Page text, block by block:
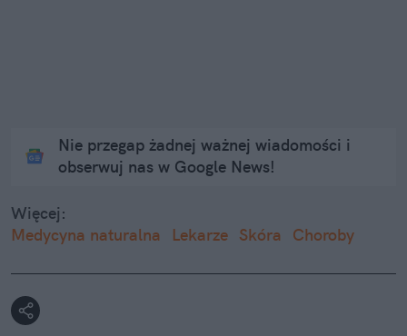
Nie przegap żadnej ważnej wiadomości i
obserwuj nas w Google News!
Więcej:
Medycyna naturalna
Lekarze Skóra Choroby